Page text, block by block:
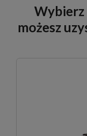
możesz